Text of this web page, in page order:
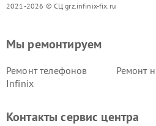
2021-2026 © СЦ grz.infinix-fix.ru
Мы ремонтируем
Ремонт телефонов
Infinix
Ремонт
Контакты сервис центра